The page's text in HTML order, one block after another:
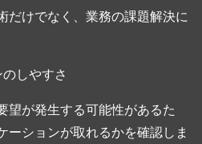
だけでなく、業務の課題解決に
のしやすさ
望が発生する可能性があるた
ーションが取れるかを確認しま